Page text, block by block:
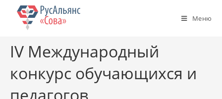
Меню
IV Международный
конкурс обучающихся и